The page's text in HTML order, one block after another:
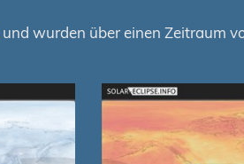
und wurden über einen Zeitraum